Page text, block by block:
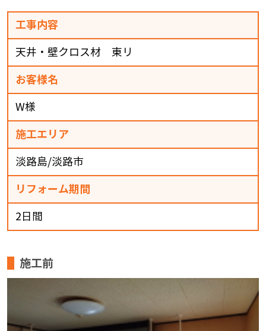
工事内容
天井・壁クロス材 東リ
お客様名
W様
施工エリア
淡路島/淡路市
リフォーム期間
2日間
施工前